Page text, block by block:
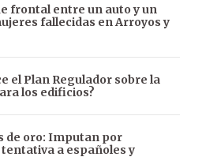
frontal entre un auto y un
fallecidas en Arroyos y
el Plan Regulador sobre la
los edificios?
de oro: Imputan por
a españoles y